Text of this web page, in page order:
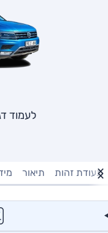
לעמוד
תעודת זהות תיאור